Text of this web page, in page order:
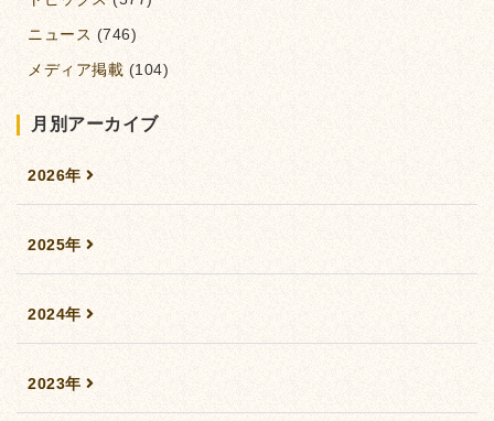
ニュース (746)
メディア掲載 (104)
月別アーカイブ
2026年
2025年
2024年
2023年